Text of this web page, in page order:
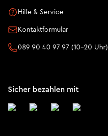
Hilfe & Service
Kontaktformular
089 90 40 97 97 (10-20 Uhr)
Sicher bezahlen mit